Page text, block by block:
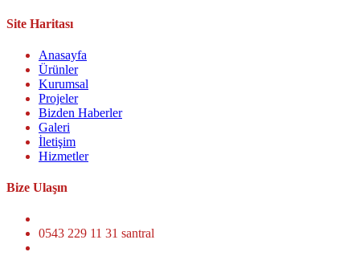
Site Haritası
Anasayfa
Ürünler
Kurumsal
Projeler
Bizden Haberler
Galeri
İletişim
Hizmetler
Bize Ulaşın
0543 229 11 31 santral